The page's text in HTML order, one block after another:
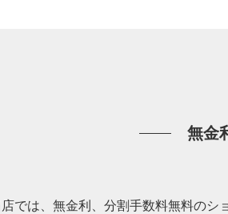
無金
店では、無金利、分割手数料無料のシ